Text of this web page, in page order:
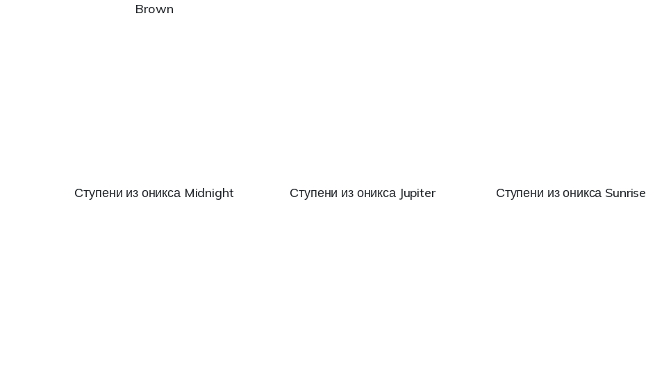
Brown
Ступени из оникса Midnight Ступени из оникса Jupiter Ступени из оникса Sunrise